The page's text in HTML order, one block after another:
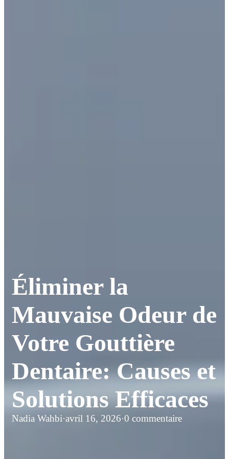
Éliminer la
Mauvaise Odeur de
Votre Gouttière
Dentaire: Causes et
Solutions Efficaces
Nadia Wahbi·avril 16, 2026·0 commentaire